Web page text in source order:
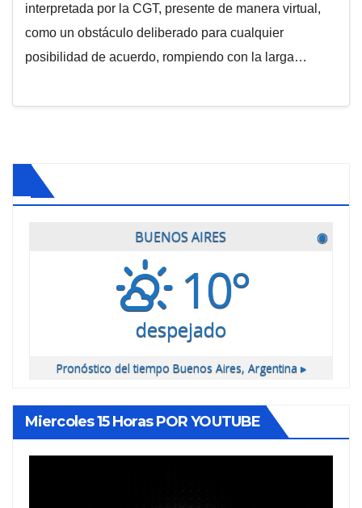
interpretada por la CGT, presente de manera virtual,
como un obstáculo deliberado para cualquier
posibilidad de acuerdo, rompiendo con la larga…
BUENOS AIRES ◉
10°
despejado
Pronóstico del tiempo Buenos Aires, Argentina ▸
Miercoles 15 Horas POR YOUTUBE